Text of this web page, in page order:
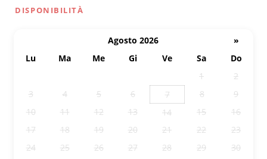
DISPONIBILITÀ
Agosto 2026
»
Lu
Ma Me Gi Ve Sa
Do
1
2
3
4 5 6 7 8
9
10
11 12 13 14 15
16
17
18 19 20 21 22
23
24
25 26 27 28 29
30